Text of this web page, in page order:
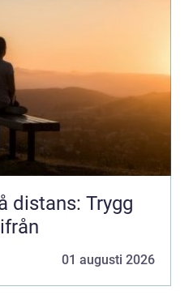
distans: Trygg
01 augusti 2026